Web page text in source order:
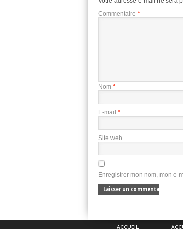
Commentaire *
Nom *
E-mail *
Site web
Enregistrer mon nom, mon e-
ACCUEIL